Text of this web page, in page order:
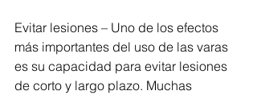
Evitar lesiones – Uno de los efectos
más importantes del uso de las varas
es su capacidad para evitar lesiones
de corto y largo plazo. Muchas